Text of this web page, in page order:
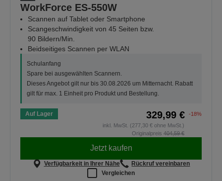
WorkForce ES-550W
Scannen auf Tablet oder Smartphone
Scangeschwindigkeit von 45 Seiten bzw.
90 Bildern/Min.
Beidseitiges Scannen per WLAN
Schulanfang
Spare bei ausgewählten Scannern.
Dieses Angebot gilt nur bis 30.08.2026 um Mitternacht. Rabatt
gilt für max. 1 Einheit pro Produkt und Bestellung.
Auf Lager 329,99 €
-18%
inkl. MwSt. (277,30 € ohne MwSt.)
Originalpreis 404,59 €
Jetzt kaufen
Verfügbarkeit in Ihrer Nähe
Rückruf vereinbaren
Vergleichen